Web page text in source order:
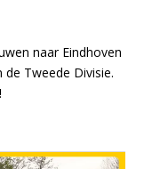
naar Eindhoven
Tweede Divisie.